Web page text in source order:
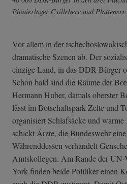
Pionierlager Csilleberc und Plattensee.
Vor allem in der
dramatische Szenen ab. Der
einzige Land, in das DDR-Bürger
Schon bald sind die Räume der
Hermann Huber, damals oberster
lässt im Botschaftspark Zelte und
organisiert Schlafsäcke und
schickt Ärzte, die Bundeswehr
Währenddessen verhandelt
Amtskollegen. Am Rande der
York finden beide Politiker einen